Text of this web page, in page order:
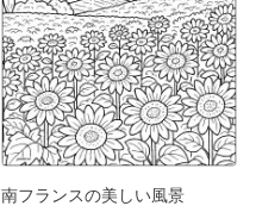
南フランスの美しい風景